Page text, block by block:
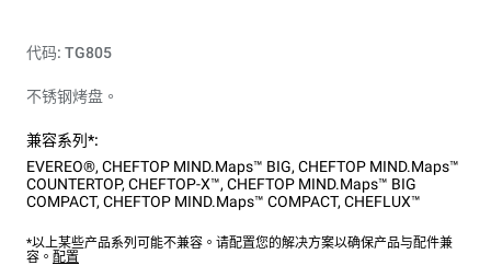
代码: TG805
不锈钢烤盘。
兼容系列*:
EVEREO®, CHEFTOP MIND.Maps™ BIG, CHEFTOP MIND.Maps™
COUNTERTOP, CHEFTOP-X™, CHEFTOP MIND.Maps™ BIG
COMPACT, CHEFTOP MIND.Maps™ COMPACT, CHEFLUX™
*以上某些产品系列可能不兼容。请配置您的解决方案以确保产品与配件兼
容。 配置